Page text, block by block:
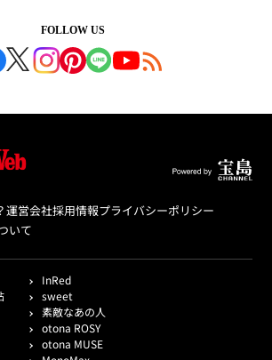
FOLLOW US
運営会社採用情報プライバシーポリシー
いて
InRed
sweet
素敵なあの人
otona ROSY
otona MUSE